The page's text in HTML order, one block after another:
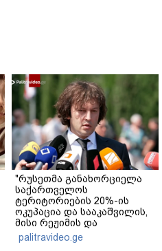
"რუსეთმა განახორციელა
საქართველოს
ტერიტორიების 20%-ის
ოკუპაცია და სააკაშვილის,
მისი რეჟიმის და
"ნაცმოძრაობის" ღალატი
ვერანაირად ვერ
palitravideo.ge